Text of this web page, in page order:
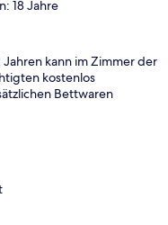
18 Jahre
Jahren kann im Zimmer der
kostenlos
Bettwaren